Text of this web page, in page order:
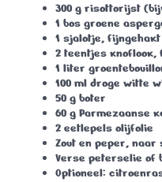
300 g risottorijst
1 bos groene
1 sjalotje, fijngehakt
2 teentjes knoflook,
1 liter
100 ml droge witte
50 g boter
60 g Parmezaanse
2 eetlepels olijfolie
Zout en peper, naar
Verse peterselie of
Optioneel: